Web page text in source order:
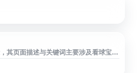
其页面描述与关键词主要涉及看球宝直
务。该站点可作为用户了解体育直播入